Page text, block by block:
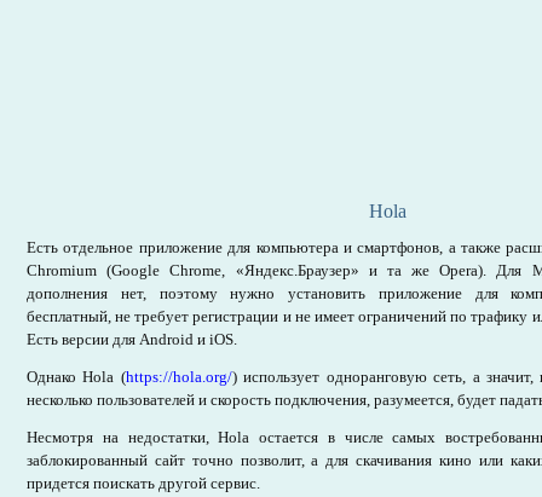
Hola
Есть отдельное приложение для компьютера и смартфонов, а также
Chromium (Google Chrome, «Яндекс.Браузер» и та же Opera). Для
дополнения нет, поэтому нужно установить приложение для
бесплатный, не требует регистрации и не имеет ограничений по трафику
Есть версии для Android и iOS.
Однако Hola (https://hola.org/) использует одноранговую сеть, а
несколько пользователей и скорость подключения, разумеется, будет
Несмотря на недостатки, Hola остается в числе самых
заблокированный сайт точно позволит, а для скачивания кино или
придется поискать другой сервис.